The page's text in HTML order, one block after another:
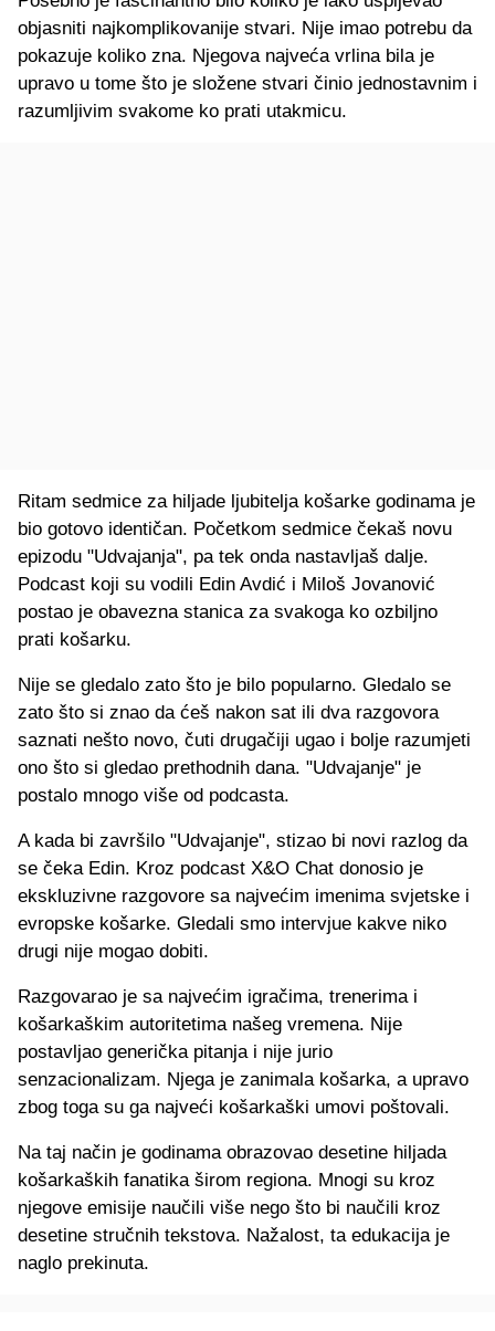
objasniti najkomplikovanije stvari. Nije imao potrebu da
pokazuje koliko zna. Njegova najveća vrlina bila je
upravo u tome što je složene stvari činio jednostavnim i
razumljivim svakome ko prati utakmicu.
Ritam sedmice za hiljade ljubitelja košarke godinama je
bio gotovo identičan. Početkom sedmice čekaš novu
epizodu "Udvajanja", pa tek onda nastavljaš dalje.
Podcast koji su vodili Edin Avdić i Miloš Jovanović
postao je obavezna stanica za svakoga ko ozbiljno
prati košarku.
Nije se gledalo zato što je bilo popularno. Gledalo se
zato što si znao da ćeš nakon sat ili dva razgovora
saznati nešto novo, čuti drugačiji ugao i bolje razumjeti
ono što si gledao prethodnih dana. "Udvajanje" je
postalo mnogo više od podcasta.
A kada bi završilo "Udvajanje", stizao bi novi razlog da
se čeka Edin. Kroz podcast X&O Chat donosio je
ekskluzivne razgovore sa najvećim imenima svjetske i
evropske košarke. Gledali smo intervjue kakve niko
drugi nije mogao dobiti.
Razgovarao je sa najvećim igračima, trenerima i
košarkaškim autoritetima našeg vremena. Nije
postavljao generička pitanja i nije jurio
senzacionalizam. Njega je zanimala košarka, a upravo
zbog toga su ga najveći košarkaški umovi poštovali.
Na taj način je godinama obrazovao desetine hiljada
košarkaških fanatika širom regiona. Mnogi su kroz
njegove emisije naučili više nego što bi naučili kroz
desetine stručnih tekstova. Nažalost, ta edukacija je
naglo prekinuta.